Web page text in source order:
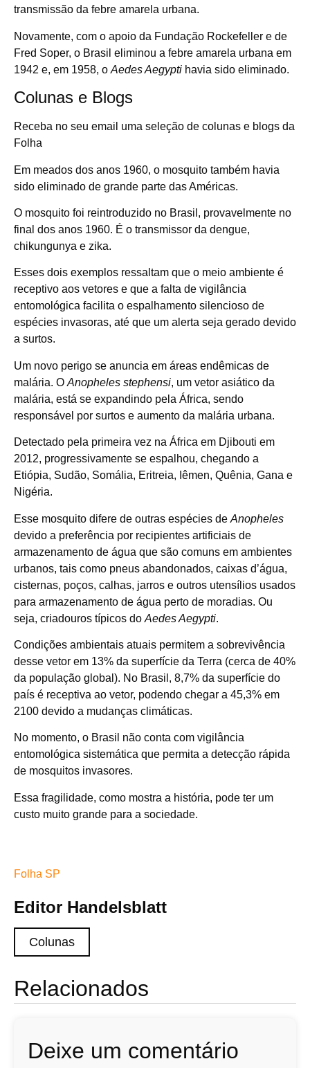
transmissão da febre amarela urbana.
Novamente, com o apoio da Fundação Rockefeller e de
Fred Soper, o Brasil eliminou a febre amarela urbana em
1942 e, em 1958, o Aedes Aegypti havia sido eliminado.
Colunas e Blogs
Receba no seu email uma seleção de colunas e blogs da
Folha
Em meados dos anos 1960, o mosquito também havia
sido eliminado de grande parte das Américas.
O mosquito foi reintroduzido no Brasil, provavelmente no
final dos anos 1960. É o transmissor da dengue,
chikungunya e zika.
Esses dois exemplos ressaltam que o meio ambiente é
receptivo aos vetores e que a falta de vigilância
entomológica facilita o espalhamento silencioso de
espécies invasoras, até que um alerta seja gerado devido
a surtos.
Um novo perigo se anuncia em áreas endêmicas de
malária. O Anopheles stephensi, um vetor asiático da
malária, está se expandindo pela África, sendo
responsável por surtos e aumento da malária urbana.
Detectado pela primeira vez na África em Djibouti em
2012, progressivamente se espalhou, chegando a
Etiópia, Sudão, Somália, Eritreia, Iêmen, Quênia, Gana e
Nigéria.
Esse mosquito difere de outras espécies de Anopheles
devido a preferência por recipientes artificiais de
armazenamento de água que são comuns em ambientes
urbanos, tais como pneus abandonados, caixas d’água,
cisternas, poços, calhas, jarros e outros utensílios usados
para armazenamento de água perto de moradias. Ou
seja, criadouros típicos do Aedes Aegypti.
Condições ambientais atuais permitem a sobrevivência
desse vetor em 13% da superfície da Terra (cerca de 40%
da população global). No Brasil, 8,7% da superfície do
país é receptiva ao vetor, podendo chegar a 45,3% em
2100 devido a mudanças climáticas.
No momento, o Brasil não conta com vigilância
entomológica sistemática que permita a detecção rápida
de mosquitos invasores.
Essa fragilidade, como mostra a história, pode ter um
custo muito grande para a sociedade.
Folha SP
Editor Handelsblatt
Colunas
Relacionados
Deixe um comentário